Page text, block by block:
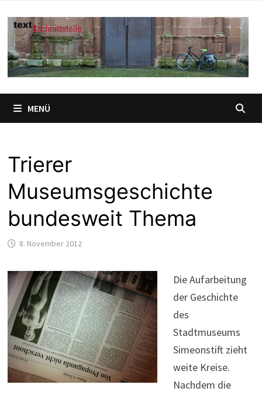
Inhalt
springen
MENÜ
Trierer
Museumsgeschichte
bundesweit Thema
8. November 2012
Die Aufarbeitung
der Geschichte
des
Stadtmuseums
Simeonstift zieht
weite Kreise.
Nachdem die